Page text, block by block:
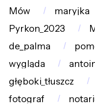
Mów
maryjka
Pyrkon_2023
de_palma
wygląda
głęboki_tłuszcz
fotograf